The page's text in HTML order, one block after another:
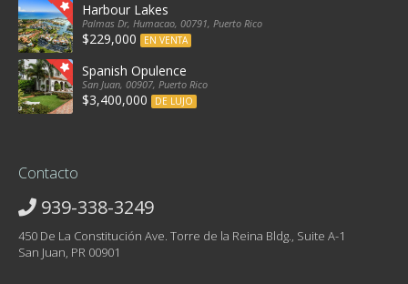
Harbour Lakes
Palmas Dr, Humacao, 00791, Puerto Rico
$229,000 EN VENTA
Spanish Opulence
San Juan, 00907, Puerto Rico
$3,400,000 DE LUJO
Contacto
939-338-3249
450 De La Constitución Ave. Torre de la Reina Bldg., Suite A-1
San Juan, PR 00901